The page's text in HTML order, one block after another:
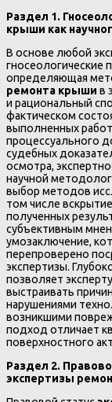
Раздел 1.
крыши как
В основе любой
гносеологические
определяющая
ремонта крыши в
и рациональный
фактическом
выполненных
процессуального
судебных
осмотра,
научной
выбор методов
том числе
полученных
субъективным
умозаключение,
перепроверено
экспертизы.
позволяет
выстраивать
нарушениями
возникшими
подход отличает
поверхностного
Раздел 2.
экспертизы